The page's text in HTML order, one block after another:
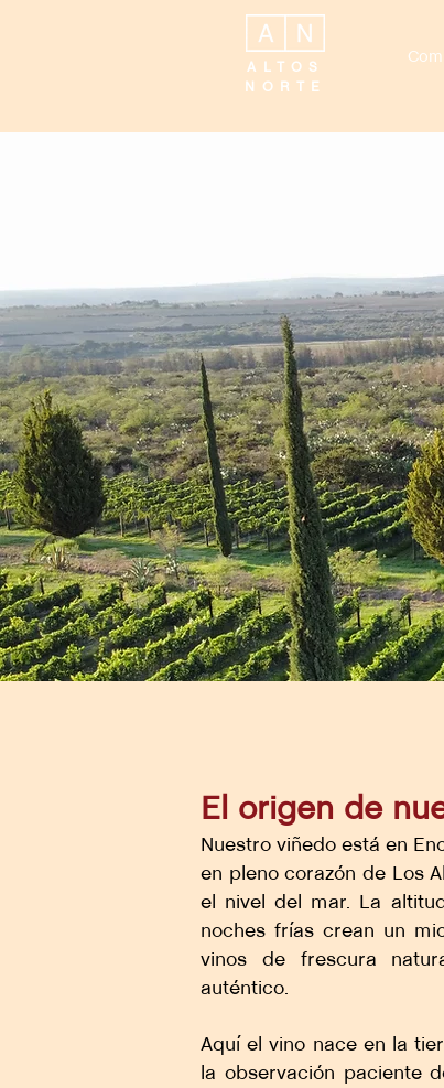
ALTOS
NORTE
El origen de
Nuestro viñedo está en
en pleno corazón de Los
el nivel del mar. La
noches frías crean un
vinos de frescura
auténtico.
Aquí el vino nace en la
la observación paciente